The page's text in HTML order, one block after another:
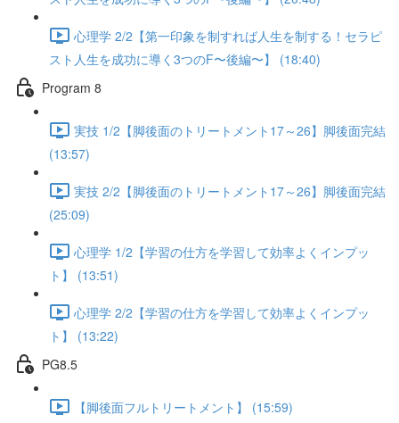
心理学 2/2【第一印象を制すれば人生を制する！セラピ
スト人生を成功に導く3つのF〜後編〜】 (18:40)
Program 8
実技 1/2【脚後面のトリートメント17～26】脚後面完結
(13:57)
実技 2/2【脚後面のトリートメント17～26】脚後面完結
(25:09)
心理学 1/2【学習の仕方を学習して効率よくインプッ
ト】 (13:51)
心理学 2/2【学習の仕方を学習して効率よくインプッ
ト】 (13:22)
PG8.5
【脚後面フルトリートメント】 (15:59)